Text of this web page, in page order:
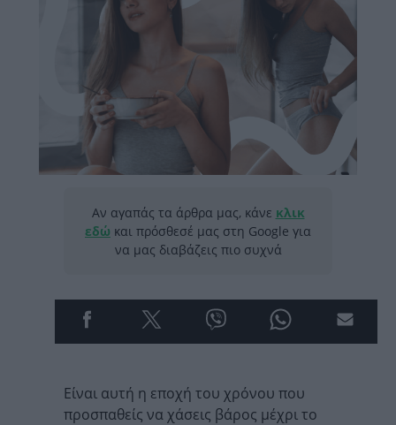
Αν αγαπάς τα άρθρα μας, κάνε κλικ
εδώ και πρόσθεσέ μας στη Google για
να μας διαβάζεις πιο συχνά
Είναι αυτή η εποχή του χρόνου που
προσπαθείς να χάσεις βάρος μέχρι το